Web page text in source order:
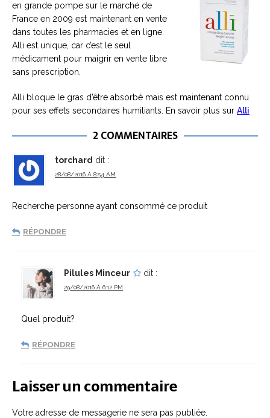
en grande pompe sur le marché de
France en 2009 est maintenant en vente
dans toutes les pharmacies et en ligne.
Alli est unique, car c’est le seul
médicament pour maigrir en vente libre
sans prescription.
Alli bloque le gras d’être absorbé mais est maintenant connu
pour ses effets secondaires humiliants. En savoir plus sur Alli
2 COMMENTAIRES
torchard dit :
28/08/2016 À 8:54 AM
Recherche personne ayant consommé ce produit
RÉPONDRE
Pilules Minceur dit :
29/08/2016 À 6:12 PM
Quel produit?
RÉPONDRE
Laisser un commentaire
Votre adresse de messagerie ne sera pas publiée.